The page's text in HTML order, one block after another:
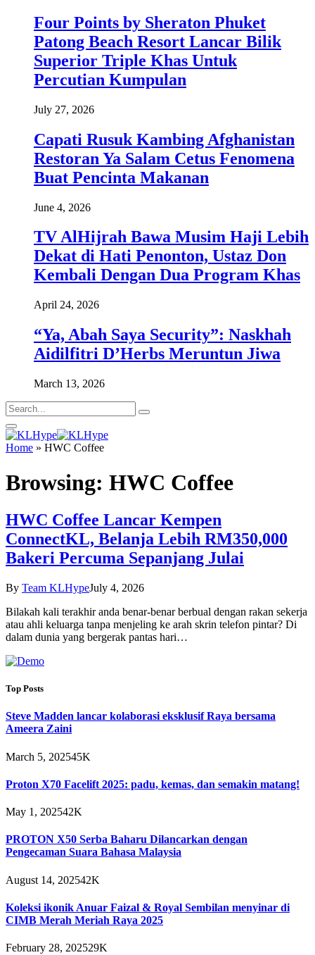
Four Points by Sheraton Phuket
Patong Beach Resort Lancar Bilik
Superior Triple Khas Untuk
Percutian Kumpulan
July 27, 2026
Capati Rusuk Kambing Afghanistan
Restoran Ya Salam Cetus Fenomena
Buat Pencinta Makanan
June 4, 2026
TV AlHijrah Bawa Musim Haji Lebih
Dekat di Hati Penonton, Ustaz Don
Kembali Dengan Dua Program Khas
April 24, 2026
“Ya, Abah Saya Security”: Naskhah
Aidilfitri D’Herbs Meruntun Jiwa
March 13, 2026
Home » HWC Coffee
Browsing: HWC Coffee
HWC Coffee Lancar Kempen
ConnectKL, Belanja Lebih RM350,000
Bakeri Percuma Sepanjang Julai
By Team KLHypeJuly 4, 2026
Bilakah kali terakhir anda benar-benar berbual dengan rakan sekerja
atau ahli keluarga tanpa menjeling ke arah skrin telefon pintar? Di
dalam dunia yang bergerak pantas hari…
Top Posts
Steve Madden lancar kolaborasi eksklusif Raya bersama
Ameera Zaini
March 5, 202545K
Proton X70 Facelift 2025: padu, kemas, dan semakin matang!
May 1, 202542K
PROTON X50 Serba Baharu Dilancarkan dengan
Pengecaman Suara Bahasa Malaysia
August 14, 202542K
Koleksi ikonik Anuar Faizal & Royal Sembilan menyinar di
CIMB Merah Meriah Raya 2025
February 28, 202529K